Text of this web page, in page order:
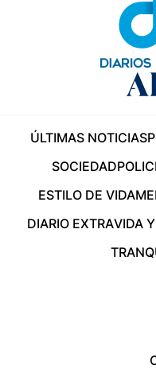
ÚLTIMAS NOTICIAS
SOCIEDAD
ESTILO DE VIDA
DIARIO EXTRAVIDA